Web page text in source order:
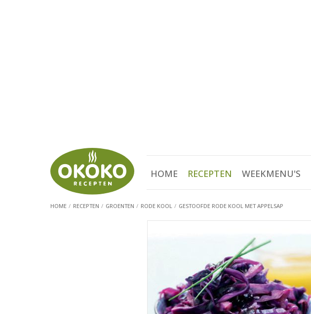
HOME RECEPTEN WEEKMENU'S
HOME RECEPTEN GROENTEN RODE KOOL GESTOOFDE RODE KOOL MET APPELSAP